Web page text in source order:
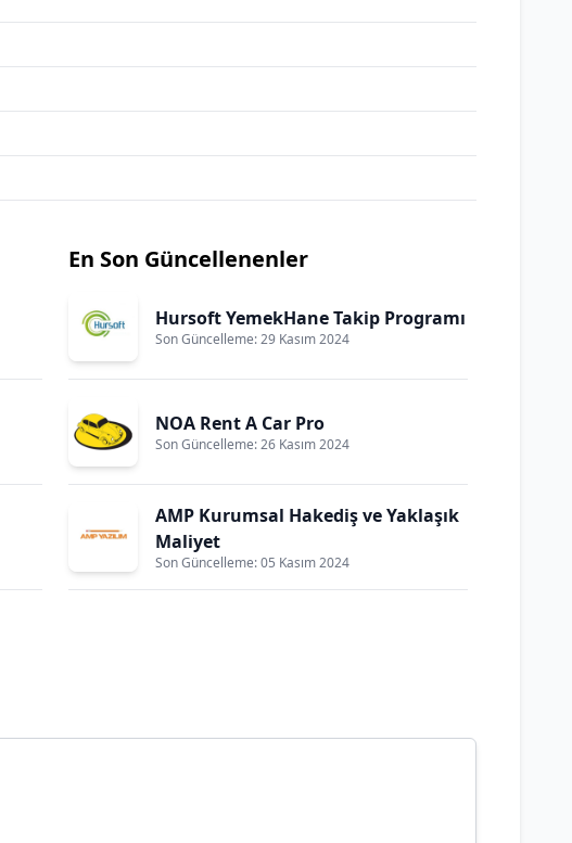
En Son Güncellenenler
Hursoft YemekHane Takip Programı
Son Güncelleme: 29 Kasım 2024
NOA Rent A Car Pro
Son Güncelleme: 26 Kasım 2024
AMP Kurumsal Hakediş ve Yaklaşık
Maliyet
Son Güncelleme: 05 Kasım 2024